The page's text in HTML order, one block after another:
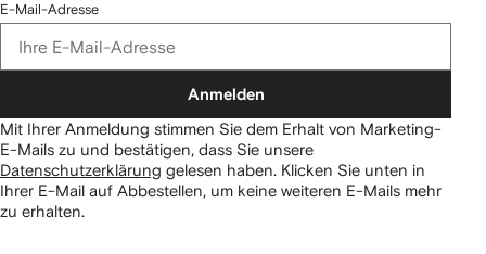
E-Mail-Adresse
Anmelden
Mit Ihrer Anmeldung stimmen Sie dem Erhalt von Marketing-
E-Mails zu und bestätigen, dass Sie unsere
Datenschutzerklärung gelesen haben. Klicken Sie unten in
Ihrer E-Mail auf Abbestellen, um keine weiteren E-Mails mehr
zu erhalten.